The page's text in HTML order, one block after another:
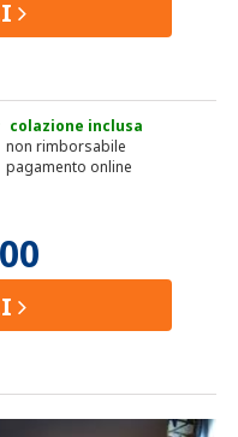
colazione inclusa
non rimborsabile
pagamento online